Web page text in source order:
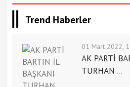
Trend Haberler
01 Mart 2022,
AK PARTİ
TURHAN ...